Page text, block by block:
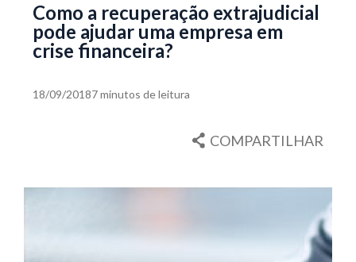
Como a recuperação extrajudicial
pode ajudar uma empresa em
crise financeira?
18/09/20187 minutos de leitura
COMPARTILHAR